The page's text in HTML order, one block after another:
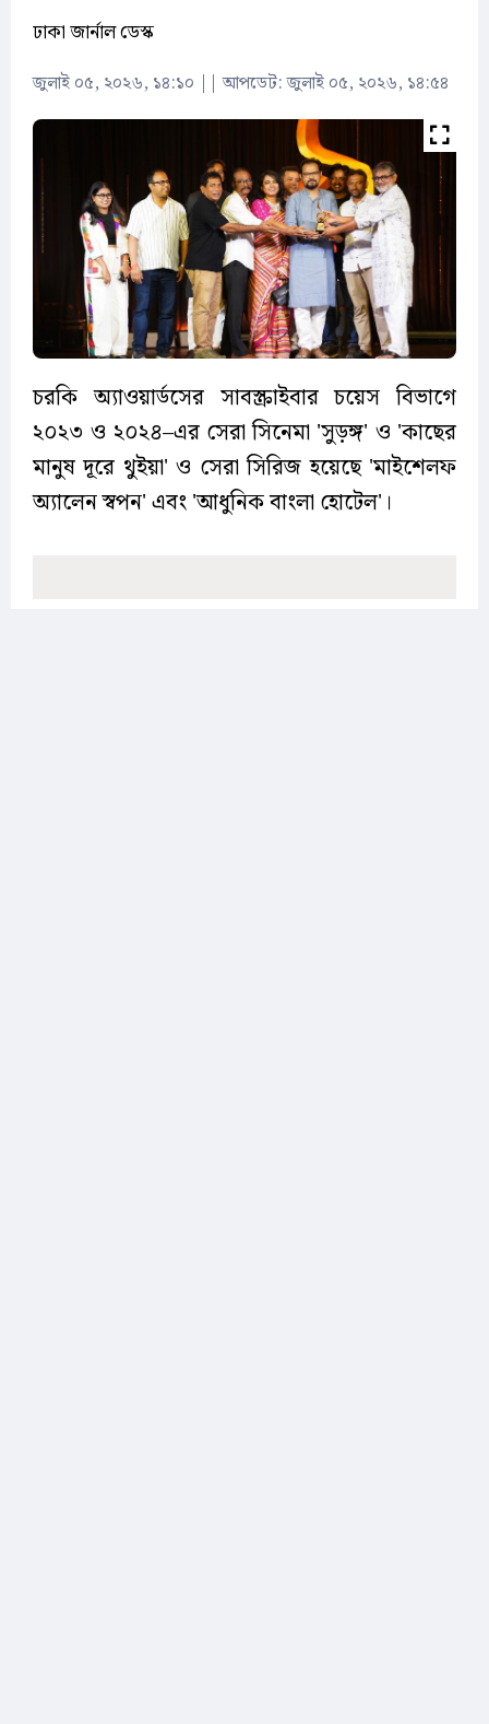
ঢাকা জার্নাল ডেস্ক
জুলাই ০৫, ২০২৬, ১৪:১০ ||আপডেট: জুলাই ০৫, ২০২৬, ১৪:৫৪
চরকি অ্যাওয়ার্ডসের সাবস্ক্রাইবার চয়েস বিভাগে
২০২৩ ও ২০২৪–এর সেরা সিনেমা 'সুড়ঙ্গ' ও 'কাছের
মানুষ দূরে থুইয়া' ও সেরা সিরিজ হয়েছে 'মাইশেলফ
অ্যালেন স্বপন' এবং 'আধুনিক বাংলা হোটেল'।